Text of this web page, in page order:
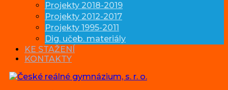
Projekty 2018-2019
Projekty 2012-2017
Projekty 1995-2011
Dig. učeb. materiály
KE STAŽENÍ
KONTAKTY